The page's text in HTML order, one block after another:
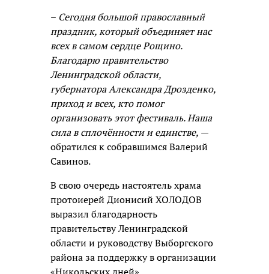
– Сегодня большой православный
праздник, который объединяет нас
всех в самом сердце Рощино.
Благодарю правительство
Ленинградской области,
губернатора Александра Дрозденко,
приход и всех, кто помог
организовать этот фестиваль. Наша
сила в сплочённости и единстве, —
обратился к собравшимся Валерий
Савинов.
В свою очередь настоятель храма
протоиерей Дионисий ХОЛОДОВ
выразил благодарность
правительству Ленинградской
области и руководству Выборгского
района за поддержку в организации
«Никольских дней».